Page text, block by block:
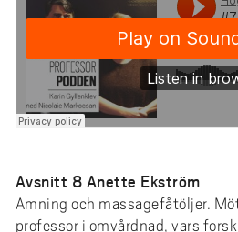
Avsnitt 8 Anette Ekström
Amning och massagefåtöljer.
professor i omvårdnad, vars